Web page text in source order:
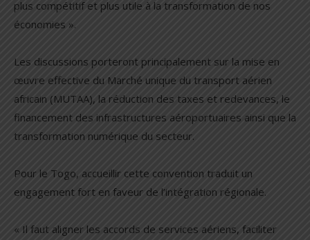
plus compétitif et plus utile à la transformation de nos
économies ».
Les discussions porteront principalement sur la mise en
œuvre effective du Marché unique du transport aérien
africain (MUTAA), la réduction des taxes et redevances, le
financement des infrastructures aéroportuaires ainsi que la
transformation numérique du secteur.
Pour le Togo, accueillir cette convention traduit un
engagement fort en faveur de l’intégration régionale.
« Il faut aligner les accords de services aériens, faciliter